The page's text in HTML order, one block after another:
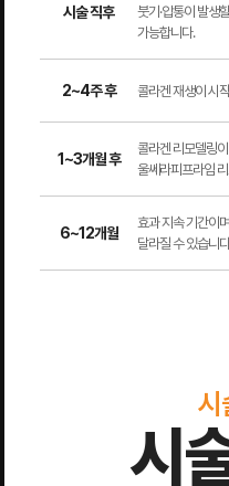
시술 직후
붓기·압통이 발생
가능합니다.
2~4주 후 콜라겐 재생이 시
1~3개월 후
콜라겐 리모델링
울쎄라피프라임
6~12개월
효과 지속 기간이
달라질 수 있습니
시
시